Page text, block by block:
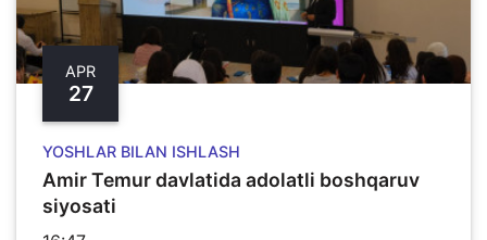
APR
27
YOSHLAR BILAN ISHLASH
Amir Temur davlatida adolatli boshqaruv
siyosati